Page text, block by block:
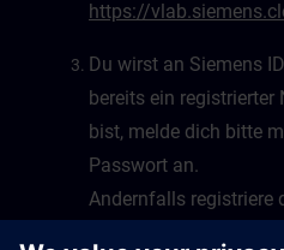
https://
Du wirst an Siemens
bereits ein registrierter
bist, melde dich bitte
Passwort an.
Andernfalls registriere